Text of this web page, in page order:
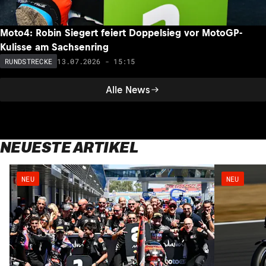
Alle News
Moto4: Robin Siegert feiert Doppelsieg vor MotoGP-
Kulisse am Sachsenring
RUNDSTRECKE 13.07.2026 - 15:15
NEUESTE ARTIKEL
NEU NEU